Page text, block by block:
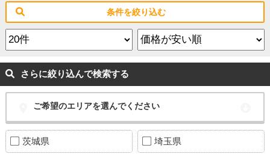
条件を絞り込む
さらに絞り込んで検索する
ご希望のエリアを選んでください
茨城県 埼玉県